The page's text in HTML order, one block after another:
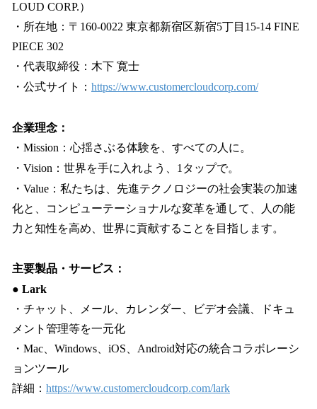
LOUD CORP.）
・所在地：〒160-0022 東京都新宿区新宿5丁目15-14 FINE
PIECE 302
・代表取締役：木下 寛士
・公式サイト： https://www.customercloudcorp.com/
企業理念：
・Mission：心揺さぶる体験を、すべての人に。
・Vision：世界を手に入れよう、1タップで。
・Value：私たちは、先進テクノロジーの社会実装の加速
化と、コンピューテーショナルな変革を通して、人の能
力と知性を高め、世界に貢献することを目指します。
主要製品・サービス：
● Lark
・チャット、メール、カレンダー、ビデオ会議、ドキュ
メント管理等を一元化
・Mac、Windows、iOS、Android対応の統合コラボレーシ
ョンツール
詳細： https://www.customercloudcorp.com/lark